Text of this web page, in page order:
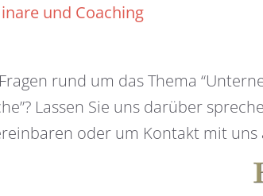
und Coaching
rund um das Thema
Lassen Sie uns darüber
oder um Kontakt mit uns